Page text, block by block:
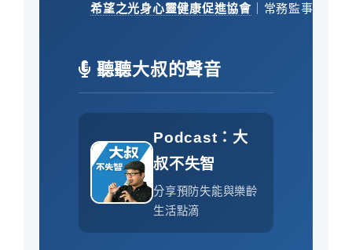
希望之光身心靈健康促進協會｜常務監事
聽聽大叔的聲音
Podcast：大
叔不失智
分享預防失能與樂齡
生活點滴